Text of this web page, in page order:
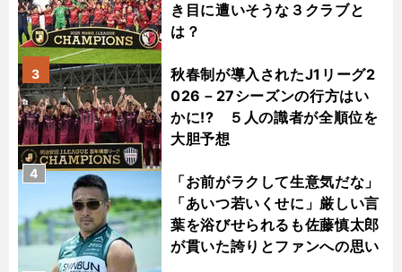
き目に遭いそうな３クラブと
は？
秋春制が導入されたJ1リーグ2
026－27シーズンの行方はい
かに!? ５人の識者が全順位を
大胆予想
3
「お前がラクして生意気だな」
「あいつ若いくせに」厳しい言
葉を浴びせられるも佐藤慎太郎
が貫いた誇りとファンへの思い
4